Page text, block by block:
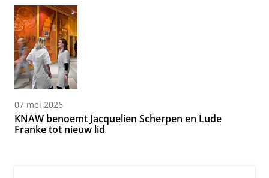
07 mei 2026
KNAW benoemt Jacquelien Scherpen en Lude
Franke tot nieuw lid